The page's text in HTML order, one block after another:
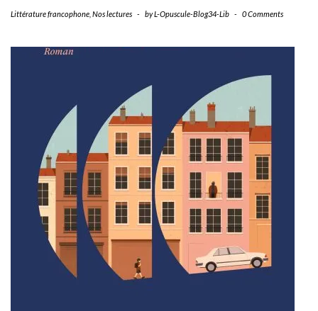
Littérature francophone Nos lectures - byL-Opuscule-Blog34-Lib - 0 Comments